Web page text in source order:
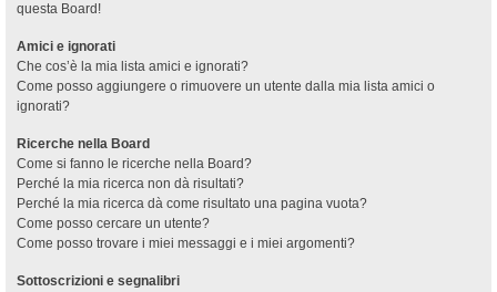
questa Board!
Amici e ignorati
Che cos’è la mia lista amici e ignorati?
Come posso aggiungere o rimuovere un utente dalla mia lista amici o
ignorati?
Ricerche nella Board
Come si fanno le ricerche nella Board?
Perché la mia ricerca non dà risultati?
Perché la mia ricerca dà come risultato una pagina vuota?
Come posso cercare un utente?
Come posso trovare i miei messaggi e i miei argomenti?
Sottoscrizioni e segnalibri